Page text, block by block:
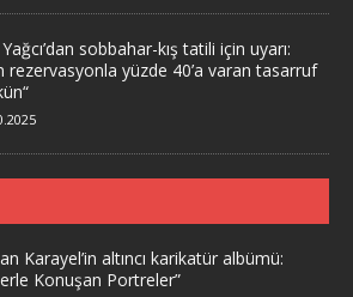
sobbahar-kış tatili için uyarı:
rezervasyonla yüzde 40’a varan tasarruf
Karayel’in altıncı karikatür albümü:
Konuşan Portreler”